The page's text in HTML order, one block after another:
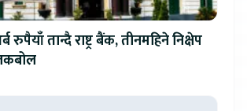
रुपैयाँ तान्दै राष्ट्र बैंक, तीनमहिने निक्षेप